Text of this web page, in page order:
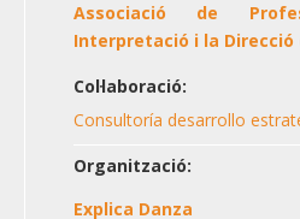
Associació de
Interpretació i la Direcció
Col·laboració:
Consultoría desarrollo
Organització:
Explica Danza